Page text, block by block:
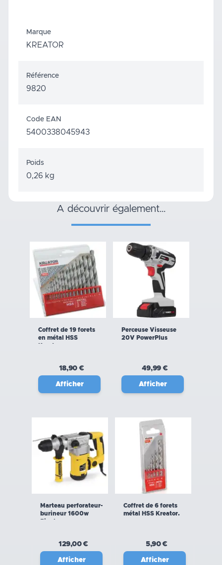
Marque
KREATOR
Référence
9820
Code EAN
5400338045943
Poids
0,26 kg
a découvrir également…
Coffret de 19 forets
en métal HSS
Kreator
18,90 €
Afficher
Perceuse Visseuse
20V PowerPlus
49,99 €
Afficher
Marteau perforateur-
burineur 1600w
5joules
129,00 €
Afficher
Coffret de 6 forets
métal HSS Kreator.
5,90 €
Afficher